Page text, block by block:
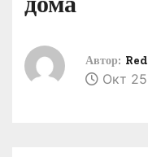
Автор:
Окт